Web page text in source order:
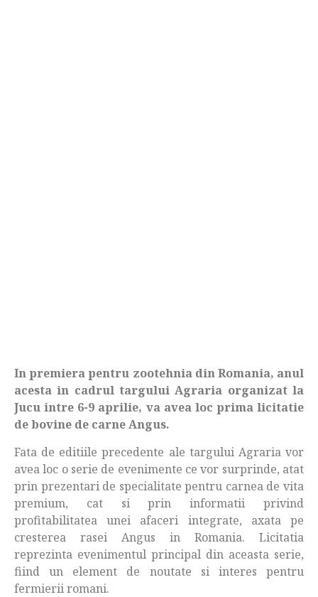
In premiera pentru zootehnia din Romania, anul
acesta in cadrul targului Agraria organizat la
Jucu intre 6-9 aprilie, va avea loc prima licitatie
de bovine de carne Angus.
Fata de editiile precedente ale targului Agraria vor
avea loc o serie de evenimente ce vor surprinde, atat
prin prezentari de specialitate pentru carnea de vita
premium, cat si prin informatii privind
profitabilitatea unei afaceri integrate, axata pe
cresterea rasei Angus in Romania. Licitatia
reprezinta evenimentul principal din aceasta serie,
fiind un element de noutate si interes pentru
fermierii romani.